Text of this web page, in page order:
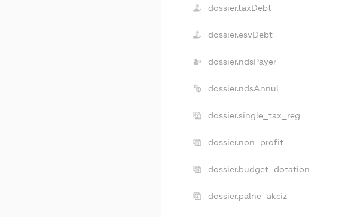
dossier.taxDebt
dossier.esvDebt
dossier.ndsPayer
dossier.ndsAnnul
dossier.single_tax_reg
dossier.non_profit
dossier.budget_dotation
dossier.palne_akciz